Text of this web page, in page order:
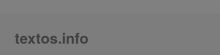
textos.info